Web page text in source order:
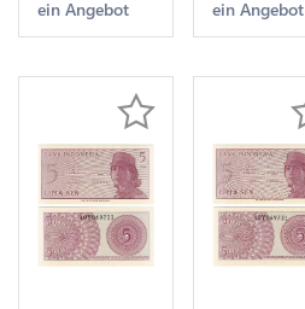
ein Angebot ein Angebot